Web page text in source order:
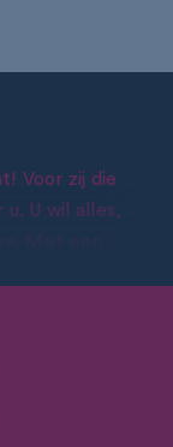
Voor zij die
U wil alles,
u iedere